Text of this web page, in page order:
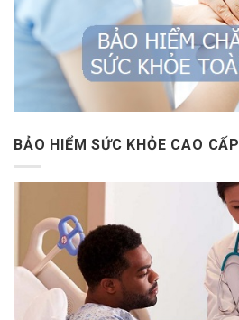
BẢO HIỂM SỨC KHỎE CAO CẤP